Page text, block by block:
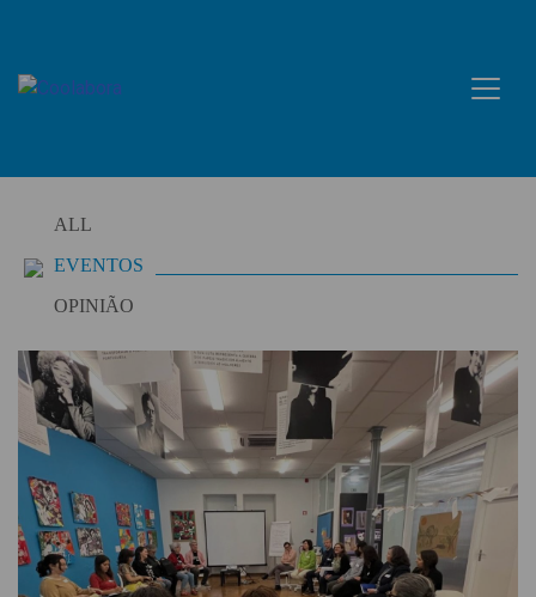
content
ALL
EVENTOS
OPINIÃO